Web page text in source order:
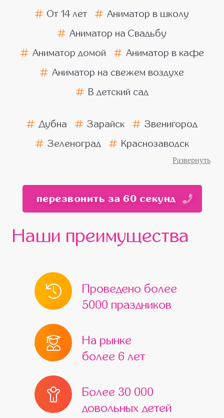
От 14 лет
Аниматор в школу
Аниматор на Свадьбу
Аниматор домой
Аниматор в кафе
Аниматор на свежем воздухе
В детский сад
Дубна Зарайск
Звенигород
Зеленоград
Краснозаводск
Подольск
Балашиха
Химки
Люберцы
Красногорск
Мытищи
Бронницы
Волоколамск
Воскресенск
Дзержинский
Домодедово
Егорьевск
Ивантеевка
Кашира
Климовск
Коломна
Красноармейск
Краснознаменск
перезвонить за 60 секунд
Наши преимущества
Проведено более
5000 праздников
На рынке
более 6 лет
Более 30 000
довольных детей